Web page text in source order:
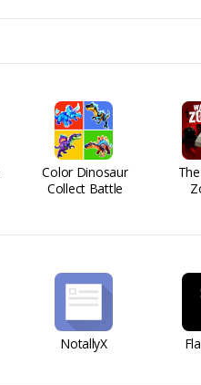
Color Dinosaur
Collect Battle
NotallyX